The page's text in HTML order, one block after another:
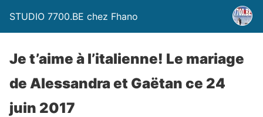
STUDIO 7700.BE chez Fhano
Je t’aime à l’italienne! Le mariage
de Alessandra et Gaëtan ce 24
juin 2017